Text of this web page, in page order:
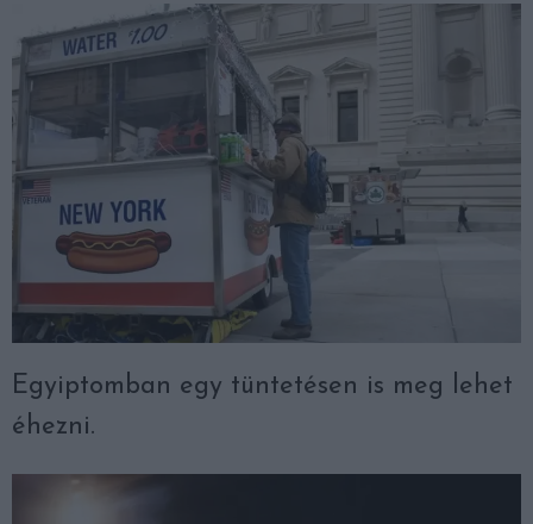
Egyiptomban egy tüntetésen is meg lehet
éhezni.